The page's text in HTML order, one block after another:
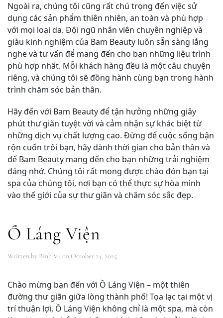
Ngoài ra, chúng tôi cũng rất chú trọng đến việc sử
dụng các sản phẩm thiên nhiên, an toàn và phù hợp
với mọi loại da. Đội ngũ nhân viên chuyên nghiệp và
giàu kinh nghiệm của Bam Beauty luôn sẵn sàng lắng
nghe và tư vấn để mang đến cho bạn những liệu trình
phù hợp nhất. Mỗi khách hàng đều là một câu chuyện
riêng, và chúng tôi sẽ đồng hành cùng bạn trong hành
trình chăm sóc bản thân.
Hãy đến với Bam Beauty để tận hưởng những giây
phút thư giãn tuyệt vời và cảm nhận sự khác biệt từ
những dịch vụ chất lượng cao. Đừng để cuộc sống bận
rộn cuốn trôi bạn, hãy dành thời gian cho bản thân và
để Bam Beauty mang đến cho bạn những trải nghiệm
đáng nhớ. Chúng tôi rất mong được chào đón bạn tại
spa của chúng tôi, nơi bạn có thể thực sự hòa mình
vào thế giới của sự thư giãn và chăm sóc sắc đẹp.
Ồ Láng Viện
Written by Binh Vu onOctober 24, 2025.
Chào mừng bạn đến với Ồ Láng Viện – một thiên
đường thư giãn giữa lòng thành phố! Tọa lạc tại một vị
trí thuận lợi, Ồ Láng Viện không chỉ là một spa, mà còn